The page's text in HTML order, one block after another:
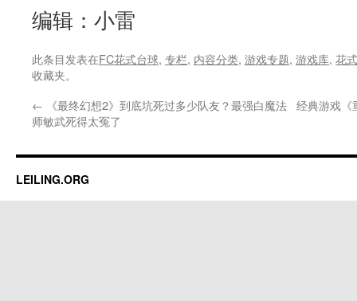
编辑：小雷
此条目发表在FC花式台球, 专栏, 内容分类, 游戏专题, 游戏库, 花
收藏夹。
← 《最终幻想2》到底坑死过多少队友？最强白魔法
师敏武死得太冤了
经典游戏《
LEILING.ORG